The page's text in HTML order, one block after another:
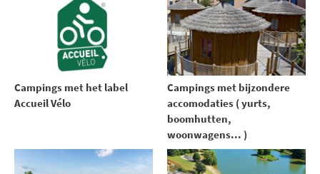
Campings met het label
Accueil Vélo
Campings met bijzondere
accomodaties ( yurts,
boomhutten,
woonwagens... )